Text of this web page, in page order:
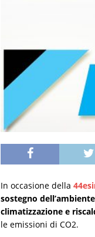
In occasione della
sostegno
climatizzazione e
le emissioni di CO2.